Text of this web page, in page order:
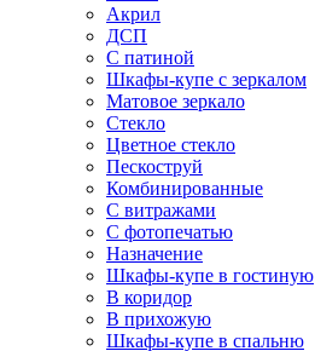
Акрил
ДСП
С патиной
Шкафы-купе с зеркалом
Матовое зеркало
Стекло
Цветное стекло
Пескоструй
Комбинированные
С витражами
С фотопечатью
Назначение
Шкафы-купе в гостиную
В коридор
В прихожую
Шкафы-купе в спальню